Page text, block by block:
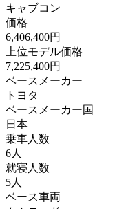
キャブコン
価格
6,406,400円
上位モデル価格
7,225,400円
ベースメーカー
トヨタ
ベースメーカー国
日本
乗車人数
6人
就寝人数
5人
ベース車両